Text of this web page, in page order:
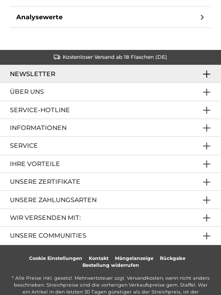
Analysewerte
Kostenloser Versand ab 18 Flaschen (DE)
NEWSLETTER
SERVICE-HOTLINE
IHRE VORTEILE
UNSERE ZAHLUNGSARTEN
ÜBER UNS
UNSERE ZERTIFIKATE
INFORMATIONEN
SERVICE
UNSERE COMMUNITIES
WIR VERSENDEN MIT:
Cookie Einstellungen Kontakt Mängelanzeige
Rückgabe
Bestellung widerrufen
* Alle Preise inkl. gesetzl. Mehrwertsteuer zzgl. Versandkosten, wenn nicht anders
beschrieben. Streichpreise sind die vorherigen Verkaufspreise gem. Staffel. War
ein Artikel in den letzten 30 Tagen günstiger als der Streichpreis, ist der